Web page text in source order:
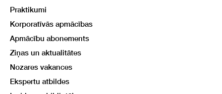
Praktikumi
Korporatīvās apmācības
Apmācību abonements
Ziņas un aktualitātes
Nozares vakances
Ekspertu atbildes